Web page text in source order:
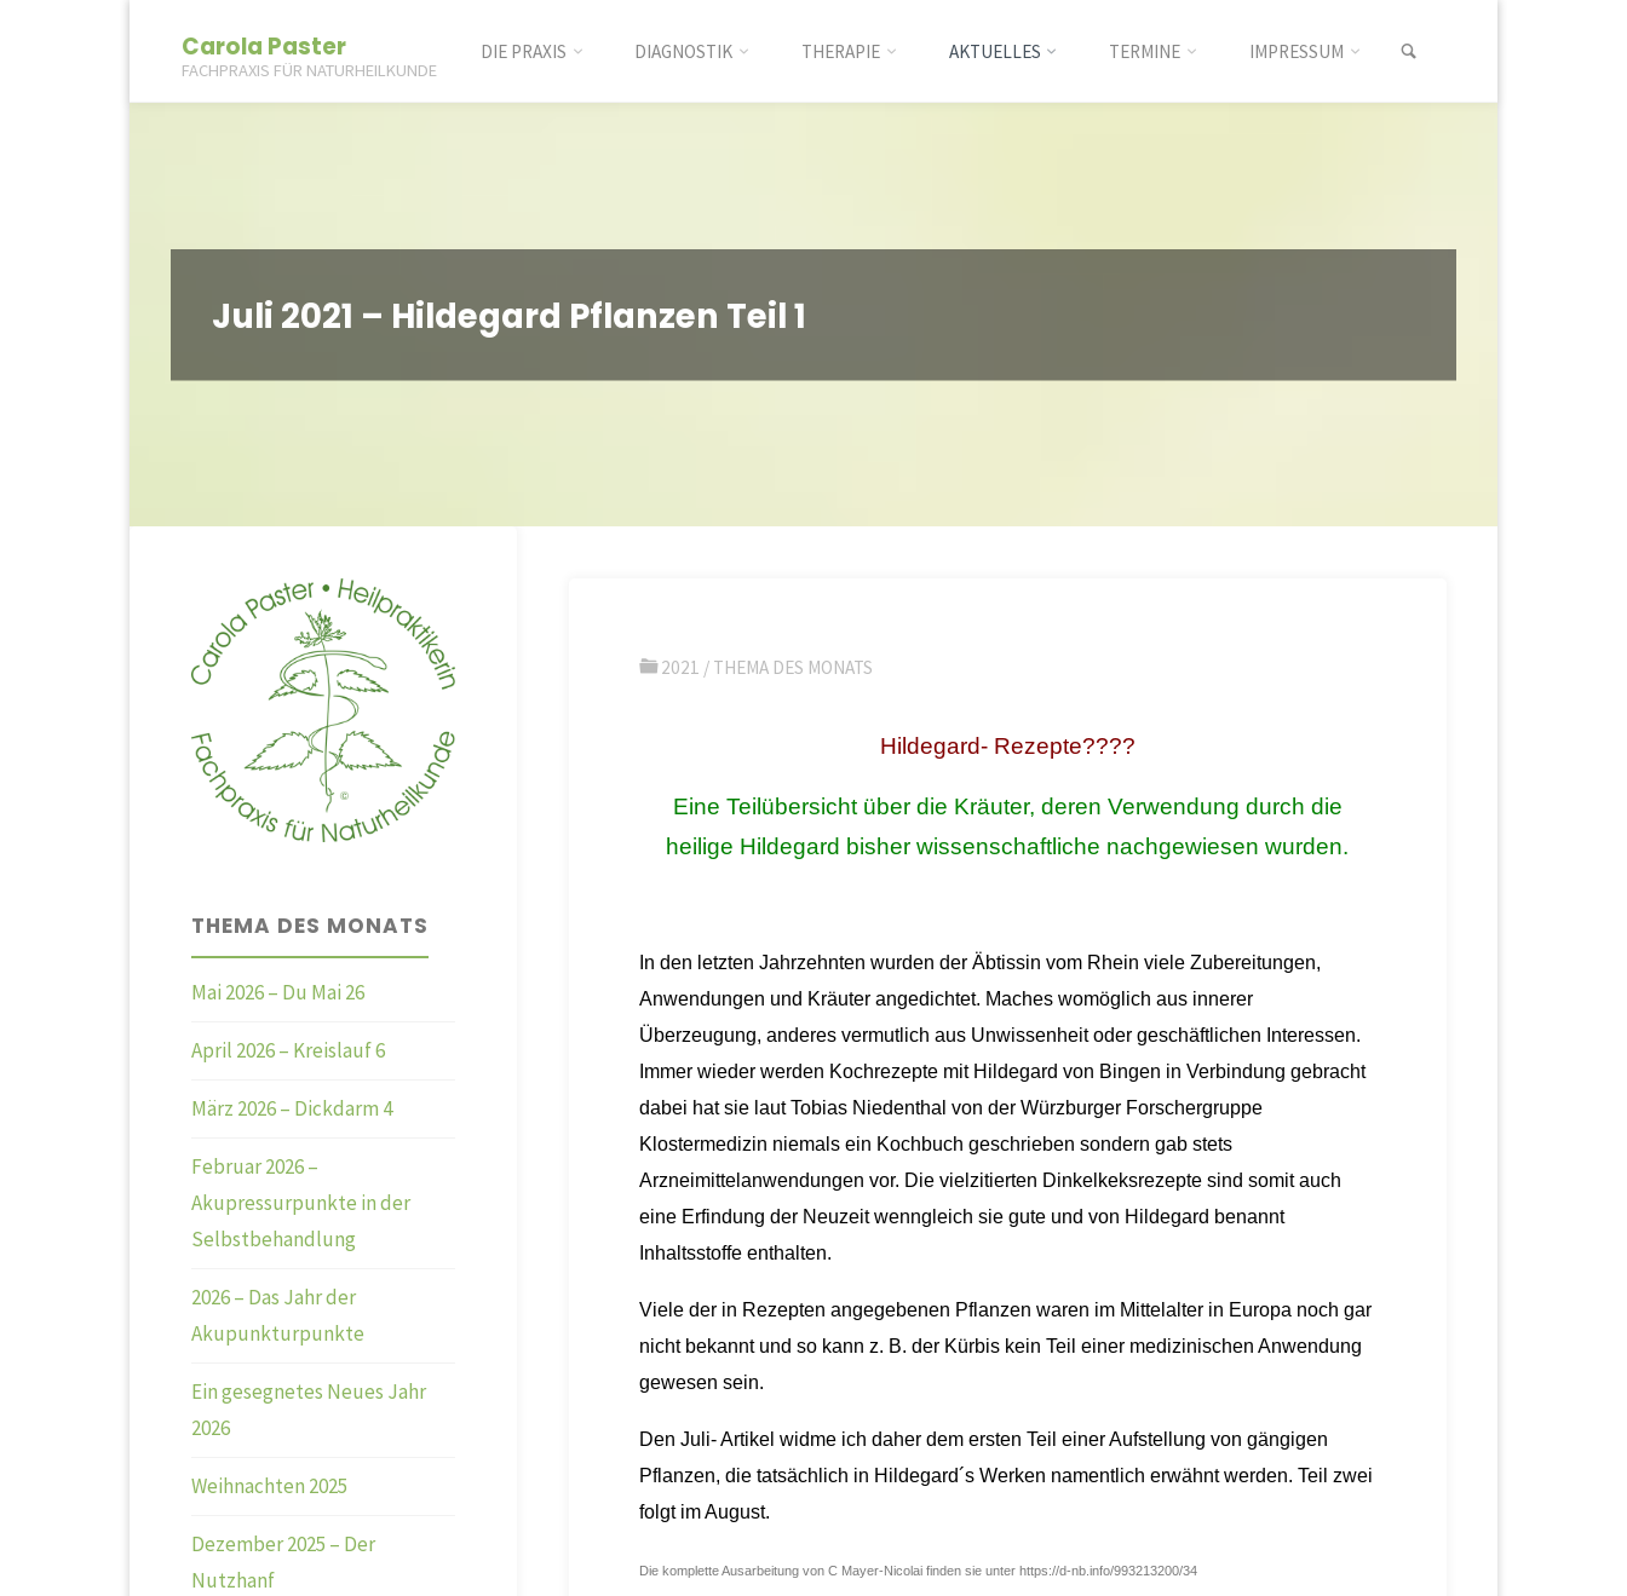
Carola Paster
FACHPRAXIS FÜR NATURHEILKUNDE
DIE PRAXIS DIAGNOSTIK THERAPIE AKTUELLES TERMINE IMPRESSUM
Juli 2021 – Hildegard Pflanzen Teil 1
2021 / THEMA DES MONATS
Hildegard- Rezepte????
Eine Teilübersicht über die Kräuter, deren Verwendung durch die
heilige Hildegard bisher wissenschaftliche nachgewiesen wurden.
In den letzten Jahrzehnten wurden der Äbtissin vom Rhein viele Zubereitungen,
Anwendungen und Kräuter angedichtet. Maches womöglich aus innerer
Überzeugung, anderes vermutlich aus Unwissenheit oder geschäftlichen Interessen.
Immer wieder werden Kochrezepte mit Hildegard von Bingen in Verbindung gebracht
dabei hat sie laut Tobias Niedenthal von der Würzburger Forschergruppe
Klostermedizin niemals ein Kochbuch geschrieben sondern gab stets
Arzneimittelanwendungen vor. Die vielzitierten Dinkelkeksrezepte sind somit auch
eine Erfindung der Neuzeit wenngleich sie gute und von Hildegard benannt
Inhaltsstoffe enthalten.
Viele der in Rezepten angegebenen Pflanzen waren im Mittelalter in Europa noch gar
nicht bekannt und so kann z. B. der Kürbis kein Teil einer medizinischen Anwendung
gewesen sein.
Den Juli- Artikel widme ich daher dem ersten Teil einer Aufstellung von gängigen
Pflanzen, die tatsächlich in Hildegard´s Werken namentlich erwähnt werden. Teil zwei
folgt im August.
Die komplette Ausarbeitung von C Mayer-Nicolai finden sie unter https://d-nb.info/993213200/34
THEMA DES MONATS
Mai 2026 – Du Mai 26
April 2026 – Kreislauf 6
März 2026 – Dickdarm 4
Februar 2026 –
Akupressurpunkte in der
Selbstbehandlung
2026 – Das Jahr der
Akupunkturpunkte
Ein gesegnetes Neues Jahr
2026
Weihnachten 2025
Dezember 2025 – Der
Nutzhanf